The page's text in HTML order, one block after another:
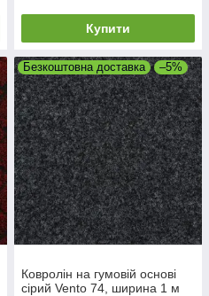
Купити
Безкоштовна доставка –5%
Ковролін на гумовій основі
сірий Vento 74, ширина 1 м